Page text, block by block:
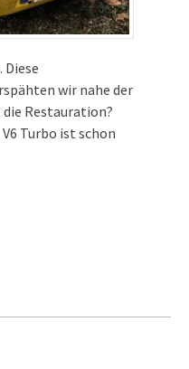
Diese
wir nahe der
Restauration?
Turbo ist schon